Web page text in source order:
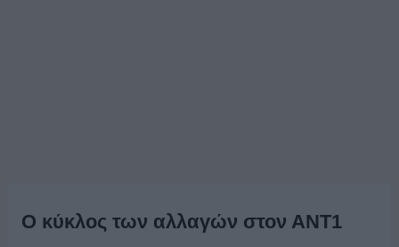
Ο κύκλος των αλλαγών στον ΑΝΤ1